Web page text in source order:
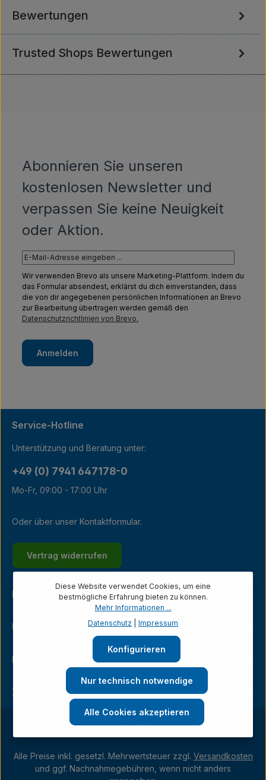
Bewertungen
Trusted Shops Bewertungen
Abonnieren Sie unseren
kostenlosen Newsletter und
verpassen Sie keine Neuigkeit
oder Aktion.
Wir verwenden Brevo als unsere Marketing-Plattform. Indem du
das Formular absendest, erklärst du dich einverstanden, dass
die von dir angegebenen persönlichen Informationen an Brevo
zur Bearbeitung übertragen werden gemäß den
Datenschutzrichtlinien von Brevo.
Anmelden
Service-Hotline
Unterstützung und Beratung unter:
+49 (0) 7941 647178-0
Mo-Fr, 09:00 - 17:00 Uhr
Oder über unser Kontaktformular.
Vertrag widerrufen
Kundenservice
Unternehmen
Ladengeschäft
Zahlungsarten
Alle Preise inkl. gesetzl. Mehrwertsteuer zzgl. Versandkosten
und ggf. Nachnahmegebühren, wenn nicht anders
Diese Website verwendet Cookies, um eine
bestmögliche Erfahrung bieten zu können.
Mehr Informationen ...
Datenschutz
Impressum
Nur technisch notwendige
Konfigurieren
Alle Cookies akzeptieren